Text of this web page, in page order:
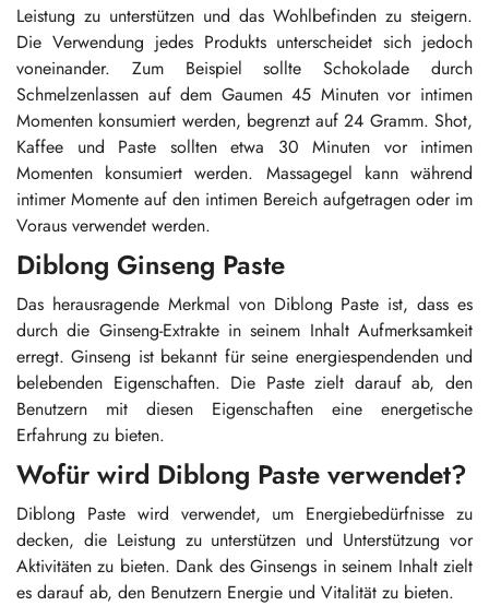
Leistung zu unterstützen und das Wohlbefinden zu steigern.
Die Verwendung jedes Produkts unterscheidet sich jedoch
voneinander. Zum Beispiel sollte Schokolade durch
Schmelzenlassen auf dem Gaumen 45 Minuten vor intimen
Momenten konsumiert werden, begrenzt auf 24 Gramm. Shot,
Kaffee und Paste sollten etwa 30 Minuten vor intimen
Momenten konsumiert werden. Massagegel kann während
intimer Momente auf den intimen Bereich aufgetragen oder im
Voraus verwendet werden.
Diblong Ginseng Paste
Das herausragende Merkmal von Diblong Paste ist, dass es
durch die Ginseng-Extrakte in seinem Inhalt Aufmerksamkeit
erregt. Ginseng ist bekannt für seine energiespendenden und
belebenden Eigenschaften. Die Paste zielt darauf ab, den
Benutzern mit diesen Eigenschaften eine energetische
Erfahrung zu bieten.
Wofür wird Diblong Paste verwendet?
Diblong Paste wird verwendet, um Energiebedürfnisse zu
decken, die Leistung zu unterstützen und Unterstützung vor
Aktivitäten zu bieten. Dank des Ginsengs in seinem Inhalt zielt
es darauf ab, den Benutzern Energie und Vitalität zu bieten.